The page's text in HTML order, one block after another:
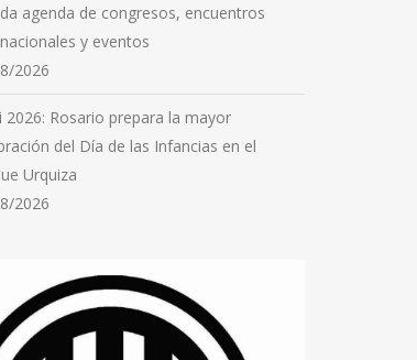
agenda de congresos, encuentros
y eventos
2026
2026: Rosario prepara la mayor
del Día de las Infancias en el
Urquiza
2026